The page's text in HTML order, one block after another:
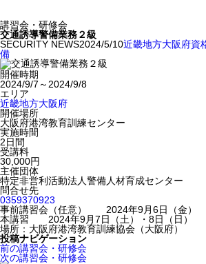
講習会・研修会
交通誘導警備業務２級
SECURITY NEWS2024/5/10近畿地方大阪府資
備
開催時期
2024/9/7～2024/9/8
エリア
近畿地方大阪府
開催場所
大阪府港湾教育訓練センター
実施時間
2日間
受講料
30,000円
主催団体
特定非営利活動法人警備人材育成センター
問合せ先
0359370923
事前講習会（任意） 2024年9月6日（金）
本講習 2024年9月7日（土）・8日（日）
場所：大阪府港湾教育訓練協会（大阪府）
投稿ナビゲーション
前の講習会・研修会
次の講習会・研修会